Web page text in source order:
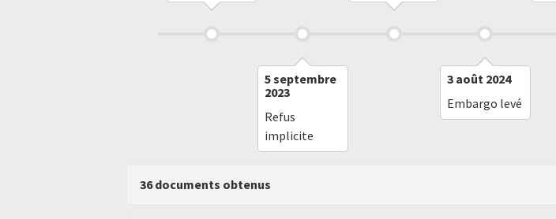
5 septembre
2023
Refus
implicite
3 août 2024
Embargo levé
36 documents obtenus